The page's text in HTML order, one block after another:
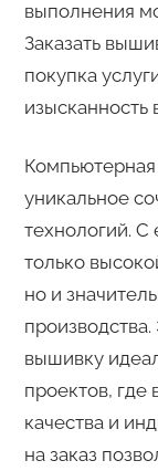
выполнения
Заказать
покупка
изысканность
уникальное
технологий.
только
но и
вышивку
проектов, где
качества и
на заказ